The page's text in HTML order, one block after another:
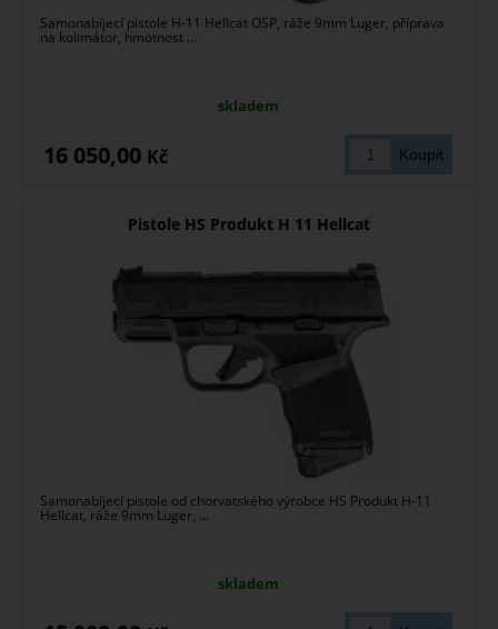
Samonabíjecí pistole H-11 Hellcat OSP, ráže 9mm Luger, příprava
na kolimátor, hmotnost ...
skladem
16 050,00 Kč
Pistole HS Produkt H 11 Hellcat
Samonabíjecí pistole od chorvatského výrobce HS Produkt H-11
Hellcat, ráže 9mm Luger, ...
skladem